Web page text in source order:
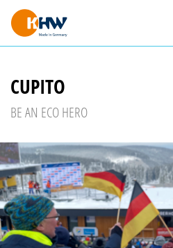
CUPITO
BE AN ECO HERO